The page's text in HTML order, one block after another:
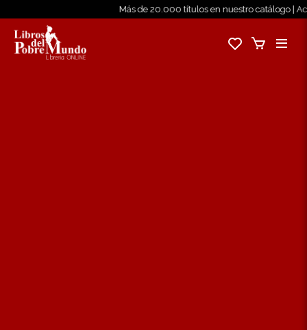
Más de 20.000 títulos en nuestro catálogo |